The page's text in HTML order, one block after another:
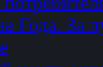
Года. За